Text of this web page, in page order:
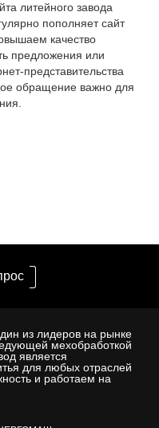
литейного завода
пополняет сайт
качество
предложения или
представительства
обращение важно для
из лидеров на рынке
мехобработкой
является
для любых отраслей
и работаем на